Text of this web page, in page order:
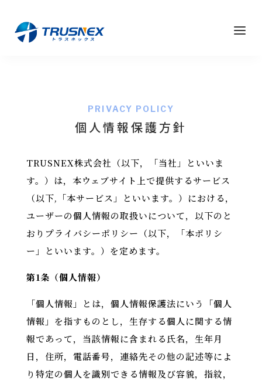
a
PRIVACY POLICY
個人情報保護方針
TRUSNEX株式会社 （以下，「当社」といいま
す。）は，本ウェブサイト上で提供するサービス
（以下,「本サービス」といいます。）における，
ユーザーの個人情報の取扱いについて，以下のと
おりプライバシーポリシー（以下，「本ポリシ
ー」といいます。）を定めます。
第1条（個人情報）
「個人情報」とは，個人情報保護法にいう「個人
情報」を指すものとし，生存する個人に関する情
報であって，当該情報に含まれる氏名，生年月
日，住所，電話番号，連絡先その他の記述等によ
り特定の個人を識別できる情報及び容貌，指紋，